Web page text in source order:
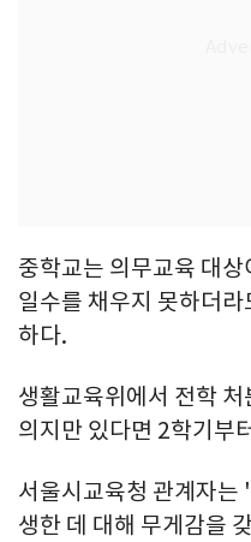
중학교는 의무교육 대
일수를 채우지 못하더
하다.
생활교육위에서 전학 처
의지만 있다면 2학기부
서울시교육청 관계자
생한 데 대해 무게감을